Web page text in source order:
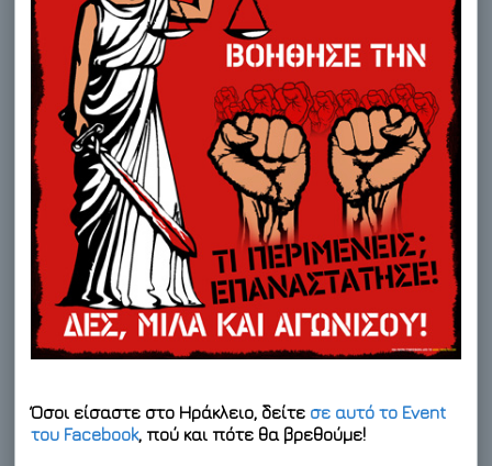
Όσοι είσαστε στο Ηράκλειο, δείτε σε αυτό το Event
του Facebook, πού και πότε θα βρεθούμε!